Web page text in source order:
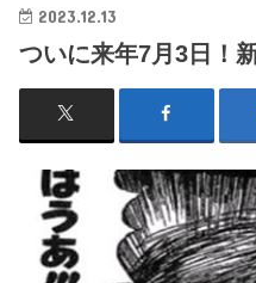
2023.12.13
ついに来年7月3日！